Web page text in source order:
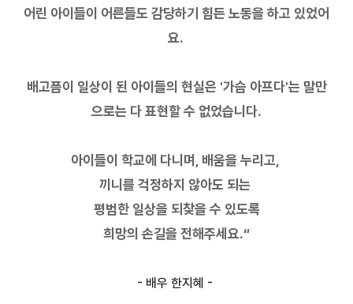
어린 아이들이 어른들도 감당하기 힘든 노동을 하고 있었어
요.
배고픔이 일상이 된 아이들의 현실은 '가슴 아프다'는 말만
으로는 다 표현할 수 없었습니다.
아이들이 학교에 다니며, 배움을 누리고,
끼니를 걱정하지 않아도 되는
평범한 일상을 되찾을 수 있도록
희망의 손길을 전해주세요.“
- 배우 한지혜 -